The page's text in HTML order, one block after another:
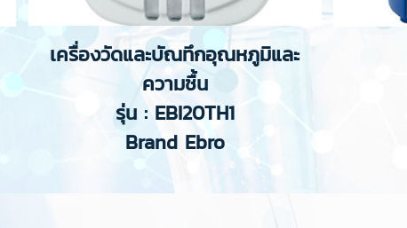
เครื่องวัดและบัณทึกอุณหภูมิและ
ความชื้น
รุ่น : EBI20TH1
Brand Ebro